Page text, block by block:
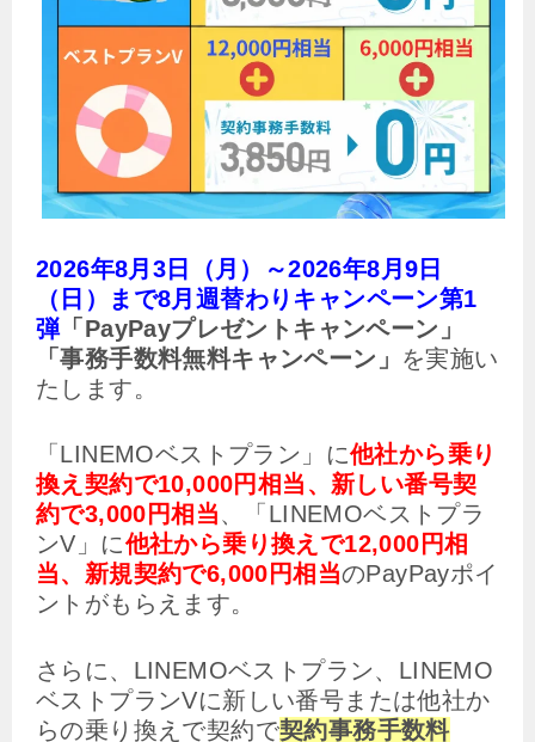
2026年8月3日（月）～2026年8月9日
（日）まで8月週替わりキャンペーン第1
弾「PayPayプレゼントキャンペーン」
「事務手数料無料キャンペーン」 を実施い
たします。
「LINEMOベストプラン」に他社から乗り
換え契約で10,000円相当、新しい番号契
約で3,000円相当、「LINEMOベストプラ
ンV」に他社から乗り換えで12,000円相
当、新規契約で6,000円相当のPayPayポイ
ントがもらえます。
さらに、LINEMOベストプラン、LINEMO
ベストプランVに新しい番号または他社か
らの乗り換えで契約で契約事務手数料